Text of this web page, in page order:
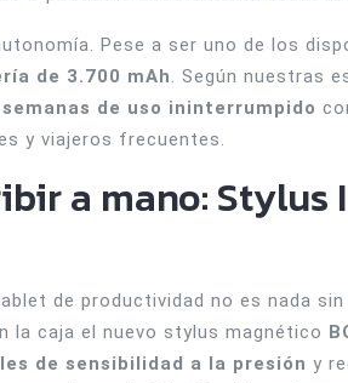
Pese a ser uno de los
de 3.700 mAh. Según nuestras
semanas de uso ininterrumpido
y viajeros frecuentes.
a mano: Stylus
de productividad no es nada
la caja el nuevo stylus magnético
de sensibilidad a la presión y